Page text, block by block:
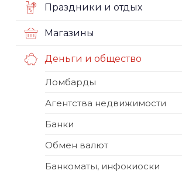
Праздники и отдых
Магазины
Деньги и общество
Ломбарды
Агентства недвижимости
Банки
Обмен валют
Банкоматы, инфокиоски